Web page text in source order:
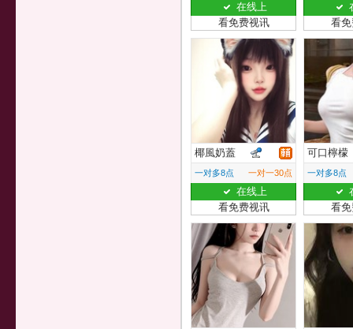
在线上
看免费视讯
看
椰風奶蓋
一对多8点 一对一30点
在线上
看免费视讯
可口檸檬
一对多8点
看